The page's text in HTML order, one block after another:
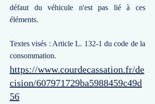
défaut du véhicule n'est pas lié à ces
éléments.
Textes visés : Article L. 132-1 du code de la
consommation.
https://www.courdecassation.fr/de
cision/607971729ba5988459c49d
56